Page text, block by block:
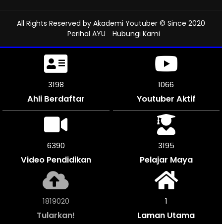
All Rights Reserved by Akademi Youtuber © Since 2020
Perihal AYU
Hubungi Kami
3621
Ahli Berdaftar
1207
Youtuber Aktif
7236
Video Pendidikan
3618
Pelajar Maya
2059848
Tularkan!
1
Laman Utama